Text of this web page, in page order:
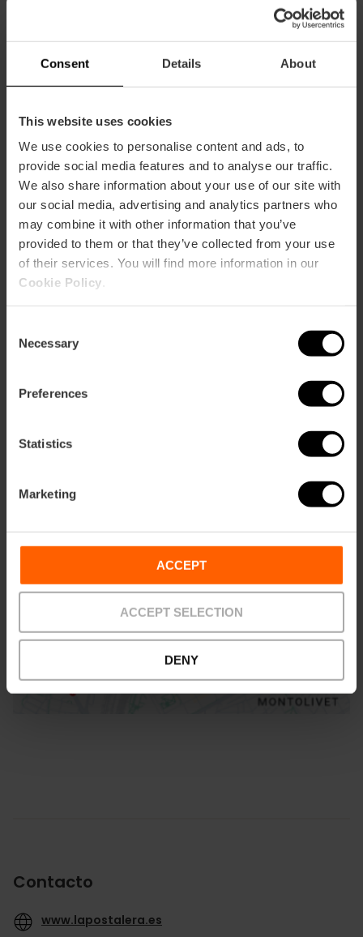
Consent Details About
This website uses cookies
We use cookies to personalise content and ads, to
provide social media features and to analyse our traffic.
We also share information about your use of our site with
our social media, advertising and analytics partners who
may combine it with other information that you’ve
provided to them or that they’ve collected from your use
of their services. You will find more information in our
Cookie Policy
Selection
Necessary
Preferences
Statistics
Marketing
ACCEPT
ACCEPT SELECTION
DENY
Cómo llegar
CONCORDIA 4 BAJO
Cómo llegar
Contacto
www.lapostalera.es